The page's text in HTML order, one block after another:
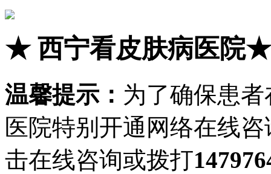
★西宁看皮肤病医院★
温馨提示： 为了确保患
医院特别开通网络在线
击在线咨询或拨打